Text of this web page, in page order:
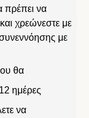
πρέπει να
χρεώνεστε με
με
θα
ημέρες
να